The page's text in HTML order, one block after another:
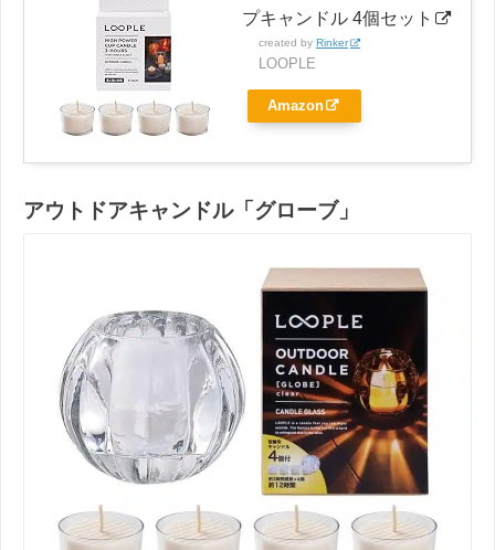
プキャンドル 4個セット
created by Rinker
LOOPLE
Amazon
アウトドアキャンドル「グローブ」